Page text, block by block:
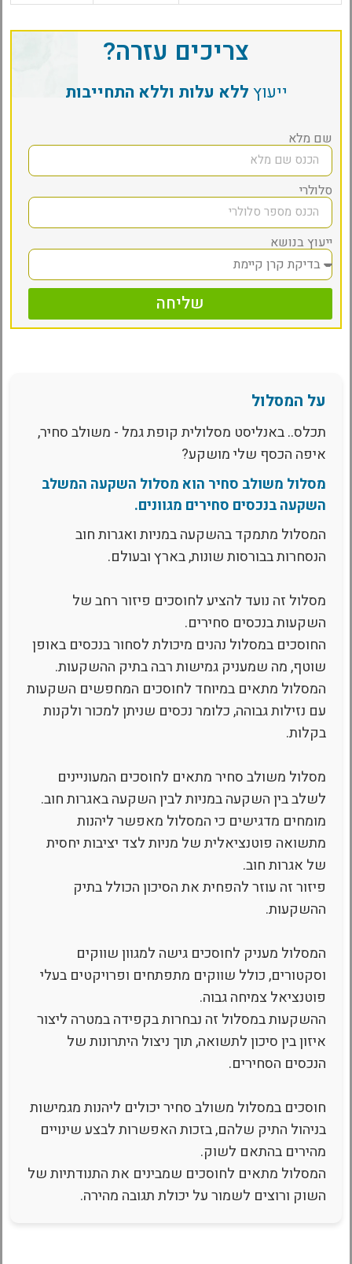
צריכים עזרה?
ייעוץללא עלות וללא התחייבות
שם מלא
סלולרי
ייעוץ בנושא
שליחה
על המסלול
תכלס.. באנליסט מסלולית קופת גמל - משולב סחיר,
איפה הכסף שלי מושקע?
מסלול משולב סחיר הוא מסלול השקעה המשלב
השקעה בנכסים סחירים מגוונים.
המסלול מתמקד בהשקעה במניות ואגרות חוב
הנסחרות בבורסות שונות, בארץ ובעולם.
מסלול זה נועד להציע לחוסכים פיזור רחב של
השקעות בנכסים סחירים.
החוסכים במסלול נהנים מיכולת לסחור בנכסים באופן
שוטף, מה שמעניק גמישות רבה בתיק ההשקעות.
המסלול מתאים במיוחד לחוסכים המחפשים השקעות
עם נזילות גבוהה, כלומר נכסים שניתן למכור ולקנות
בקלות.
מסלול משולב סחיר מתאים לחוסכים המעוניינים
לשלב בין השקעה במניות לבין השקעה באגרות חוב.
מומחים מדגישים כי המסלול מאפשר ליהנות
מתשואה פוטנציאלית של מניות לצד יציבות יחסית
של אגרות חוב.
פיזור זה עוזר להפחית את הסיכון הכולל בתיק
ההשקעות.
המסלול מעניק לחוסכים גישה למגוון שווקים
וסקטורים, כולל שווקים מתפתחים ופרויקטים בעלי
פוטנציאל צמיחה גבוה.
ההשקעות במסלול זה נבחרות בקפידה במטרה ליצור
איזון בין סיכון לתשואה, תוך ניצול היתרונות של
הנכסים הסחירים.
חוסכים במסלול משולב סחיר יכולים ליהנות מגמישות
בניהול התיק שלהם, בזכות האפשרות לבצע שינויים
מהירים בהתאם לשוק.
המסלול מתאים לחוסכים שמבינים את התנודתיות של
השוק ורוצים לשמור על יכולת תגובה מהירה.